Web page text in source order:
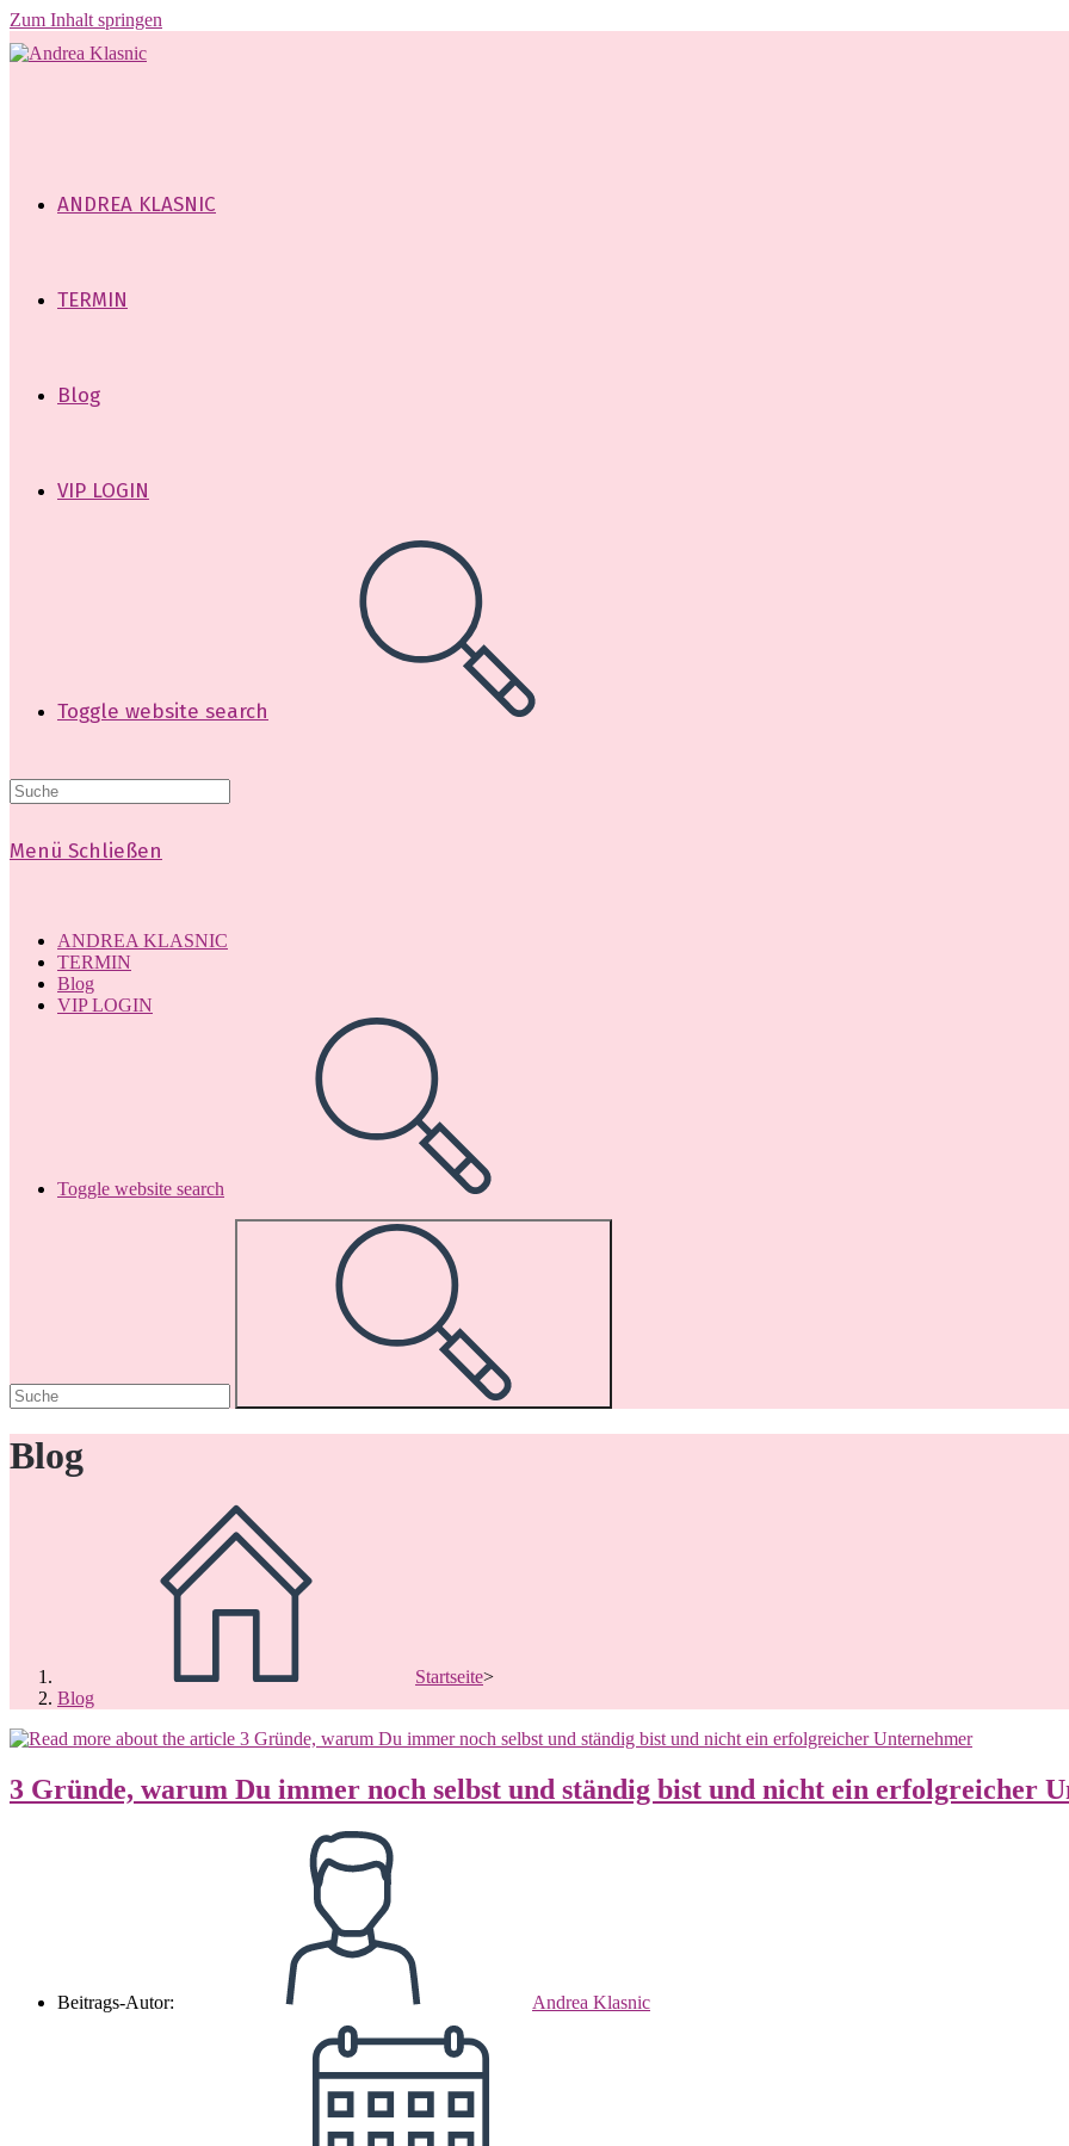
Zum Inhalt springen
ANDREA KLASNIC
TERMIN
Blog
VIP LOGIN
Toggle website search
Menü Schließen
ANDREA KLASNIC
TERMIN
Blog
VIP LOGIN
Toggle website search
Blog
Startseite>
Blog
3 Gründe, warum Du immer noch selbst und ständig bist und nicht ein erfolgreicher
Beitrags-Autor: Andrea Klasnic